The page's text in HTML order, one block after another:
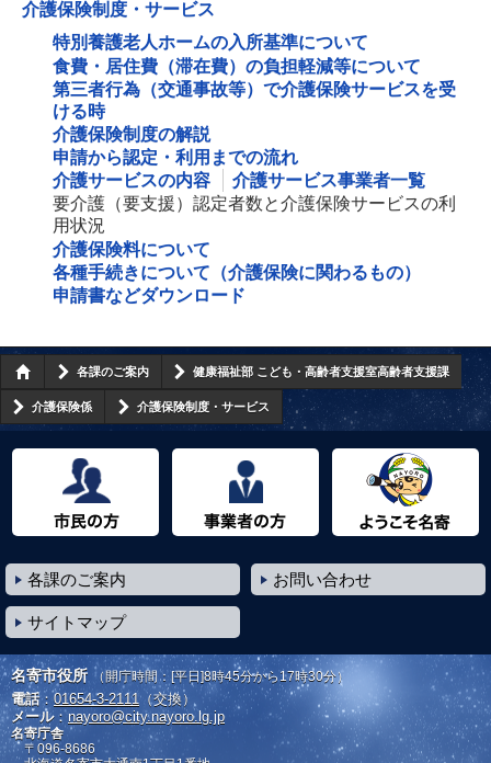
介護保険制度・サービス
特別養護老人ホームの入所基準について
食費・居住費（滞在費）の負担軽減等について
第三者行為（交通事故等）で介護保険サービスを受
ける時
介護保険制度の解説
申請から認定・利用までの流れ
介護サービスの内容
介護サービス事業者一覧
要介護（要支援）認定者数と介護保険サービスの利
用状況
介護保険料について
各種手続きについて（介護保険に関わるもの）
申請書などダウンロード
各課のご案内 健康福祉部 こども・高齢者支援室高齢者支援課
介護保険係 介護保険制度・サービス
各課のご案内 お問い合わせ
サイトマップ
名寄市役所 （開庁時間：[平日]8時45分から17時30分）
電話： 01654-3-2111（交換）
メール：nayoro@city.nayoro.lg.jp
名寄庁舎
〒096-8686